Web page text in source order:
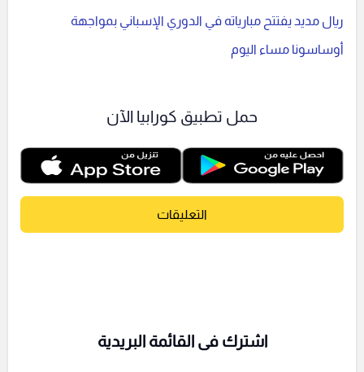
ريال مديد يفتتح مبارياته في الدوري الإسباني بمواجهة
أوساسونا مساء اليوم
حمل تطبيق كورابيا الآن
التعليقات
اشترك فى القائمة البريدية